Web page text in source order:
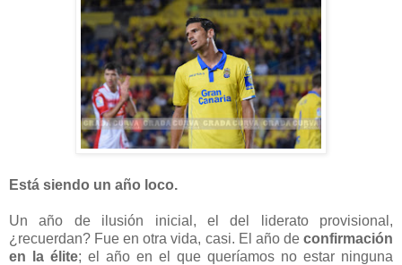
Está siendo un año loco.
Un año de ilusión inicial, el del liderato provisional,
¿recuerdan? Fue en otra vida, casi. El año de confirmación
en la élite; el año en el que queríamos no estar ninguna